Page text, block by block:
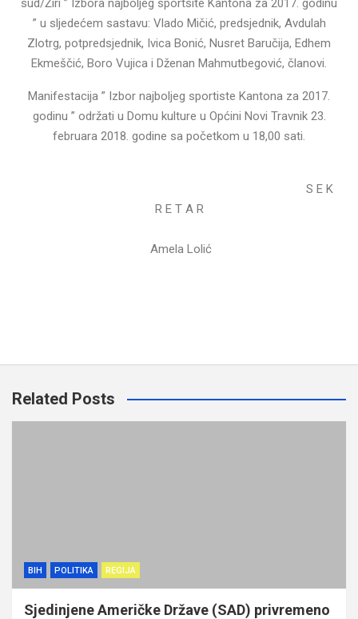
sud/Žiri ” Izbora najboljeg sportsite Kantona za 2017. godinu
” u sljedećem sastavu: Vlado Mičić, predsjednik, Avdulah
Zlotrg, potpredsjednik, Ivica Bonić, Nusret Baručija, Edhem
Ekmeščić, Boro Vujica i Dženan Mahmutbegović, članovi.
Manifestacija ” Izbor najboljeg sportiste Kantona za 2017.
godinu ” održati u Domu kulture u Općini Novi Travnik 23.
februara 2018. godine sa početkom u 18,00 sati.
S E K
R E T A R
Amela Lolić
Related Posts
BIH POLITIKA REGIJA
Sjedinjene Američke Države (SAD) privremeno